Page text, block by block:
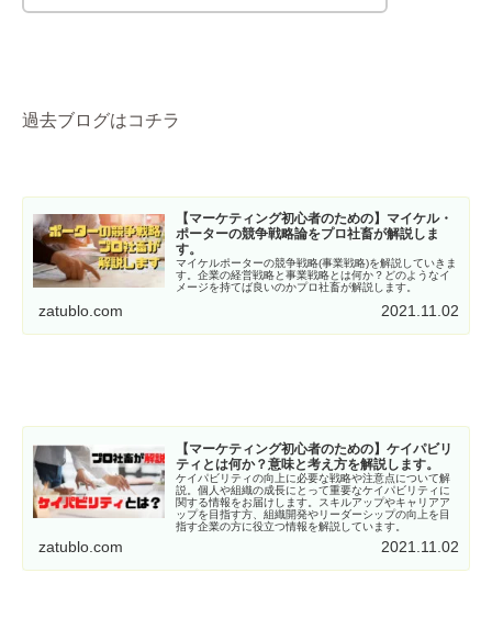
過去ブログはコチラ
【マーケティング初心者のための】マイケル・
ポーターの競争戦略論をプロ社畜が解説しま
す。
マイケルポーターの競争戦略(事業戦略)を解説していきま
す。企業の経営戦略と事業戦略とは何か？どのようなイ
メージを持てば良いのかプロ社畜が解説します。
zatublo.com 2021.11.02
【マーケティング初心者のための】ケイパビリ
ティとは何か？意味と考え方を解説します。
ケイパビリティの向上に必要な戦略や注意点について解
説。個人や組織の成長にとって重要なケイパビリティに
関する情報をお届けします。スキルアップやキャリアア
ップを目指す方、組織開発やリーダーシップの向上を目
指す企業の方に役立つ情報を解説しています。
zatublo.com 2021.11.02